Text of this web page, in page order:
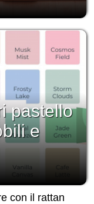
pastello
e
con il rattan